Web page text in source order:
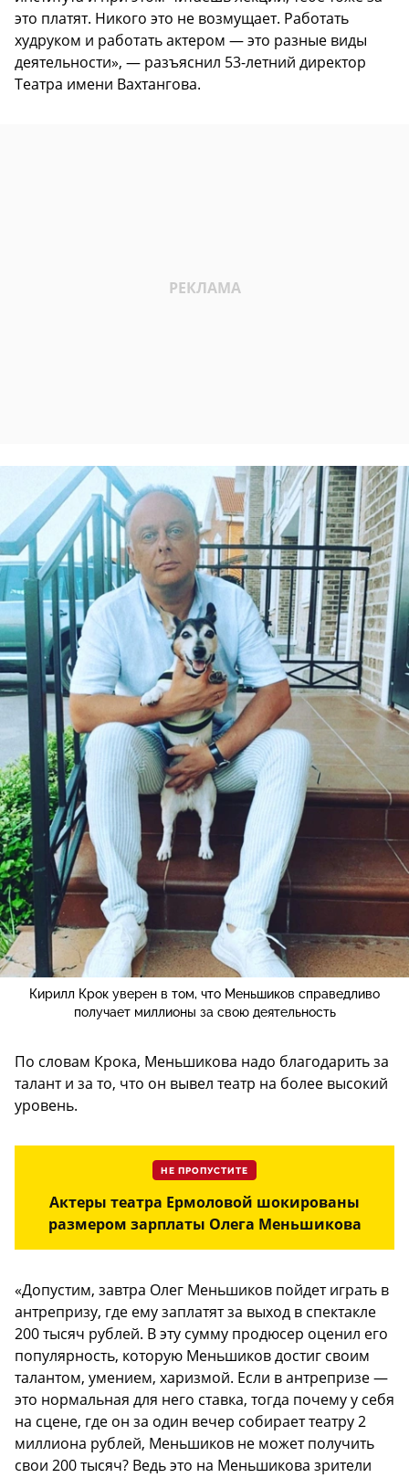
это платят. Никого это не возмущает. Работать
худруком и работать актером — это разные виды
деятельности», — разъяснил 53-летний директор
Театра имени Вахтангова.
Кирилл Крок уверен в том, что Меньшиков справедливо
получает миллионы за свою деятельность
По словам Крока, Меньшикова надо благодарить за
талант и за то, что он вывел театр на более высокий
уровень.
НЕ ПРОПУСТИТЕ
Актеры театра Ермоловой шокированы
размером зарплаты Олега Меньшикова
«Допустим, завтра Олег Меньшиков пойдет играть в
антрепризу, где ему заплатят за выход в спектакле
200 тысяч рублей. В эту сумму продюсер оценил его
популярность, которую Меньшиков достиг своим
талантом, умением, харизмой. Если в антрепризе —
это нормальная для него ставка, тогда почему у себя
на сцене, где он за один вечер собирает театру 2
миллиона рублей, Меньшиков не может получить
свои 200 тысяч? Ведь это на Меньшикова зрители